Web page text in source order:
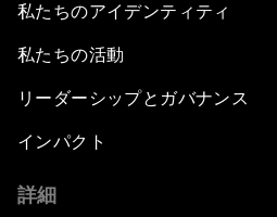
私たちのアイデンティティ
私たちの活動
リーダーシップとガバナンス
インパクト
詳細